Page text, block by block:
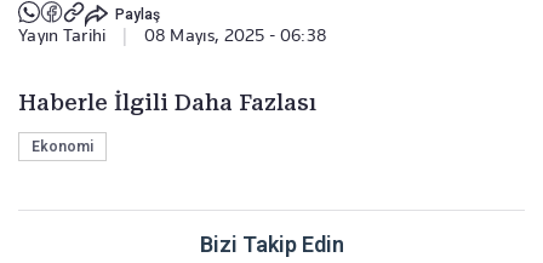
Paylaş
Yayın Tarihi 08 Mayıs, 2025 - 06:38
Haberle İlgili Daha Fazlası
Ekonomi
Bizi Takip Edin